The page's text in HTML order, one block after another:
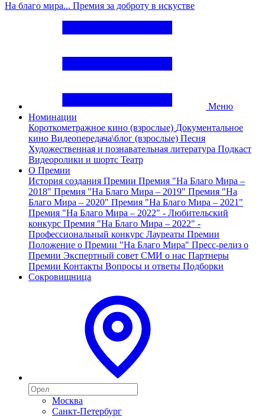
На благо мира... Премия за доброту в искустве
Меню
Номинации
Короткометражное кино (взрослые) Документальное
кино Видеопередача\блог (взрослые) Песня
Художественная и познавательная литература Подкаст
Видеоролики и шортс Театр
О Премии
История создания Премии Премия "На Благо Мира –
2018" Премия "На Благо Мира – 2019" Премия "На
Благо Мира – 2020" Премия "На Благо Мира – 2021"
Премия "На Благо Мира – 2022" - Любительский
конкурс Премия "На Благо Мира – 2022" -
Профессиональный конкурс Лауреаты Премии
Положение о Премии "На Благо Мира" Пресс-релиз о
Премии Экспертный совет СМИ о нас Партнеры
Премии Контакты Вопросы и ответы Подборки
Сокровищница
Москва
Санкт-Петербург